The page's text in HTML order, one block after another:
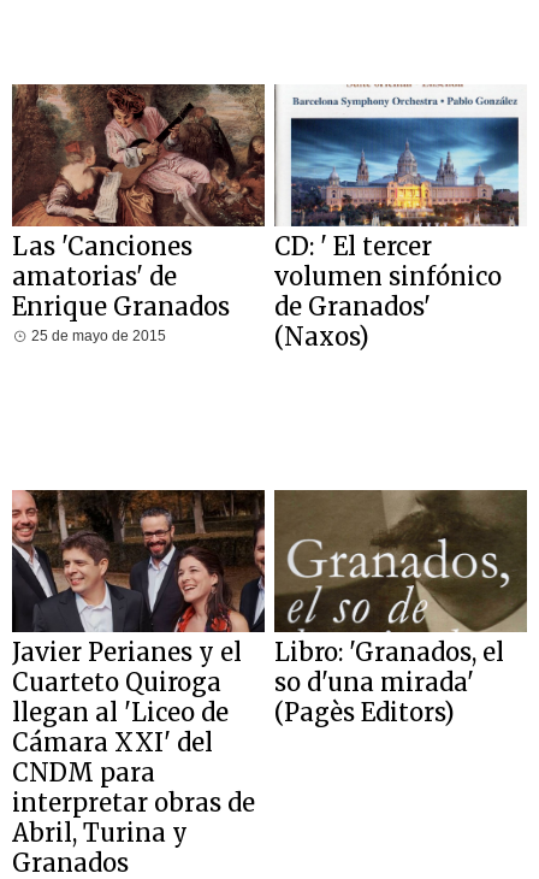
Las 'Canciones
amatorias' de
Enrique Granados
25 de mayo de 2015
CD: ' El tercer
volumen sinfónico
de Granados'
(Naxos)
Javier Perianes y el
Cuarteto Quiroga
llegan al 'Liceo de
Cámara XXI' del
CNDM para
interpretar obras de
Abril, Turina y
Granados
Libro: 'Granados, el
so d'una mirada'
(Pagès Editors)